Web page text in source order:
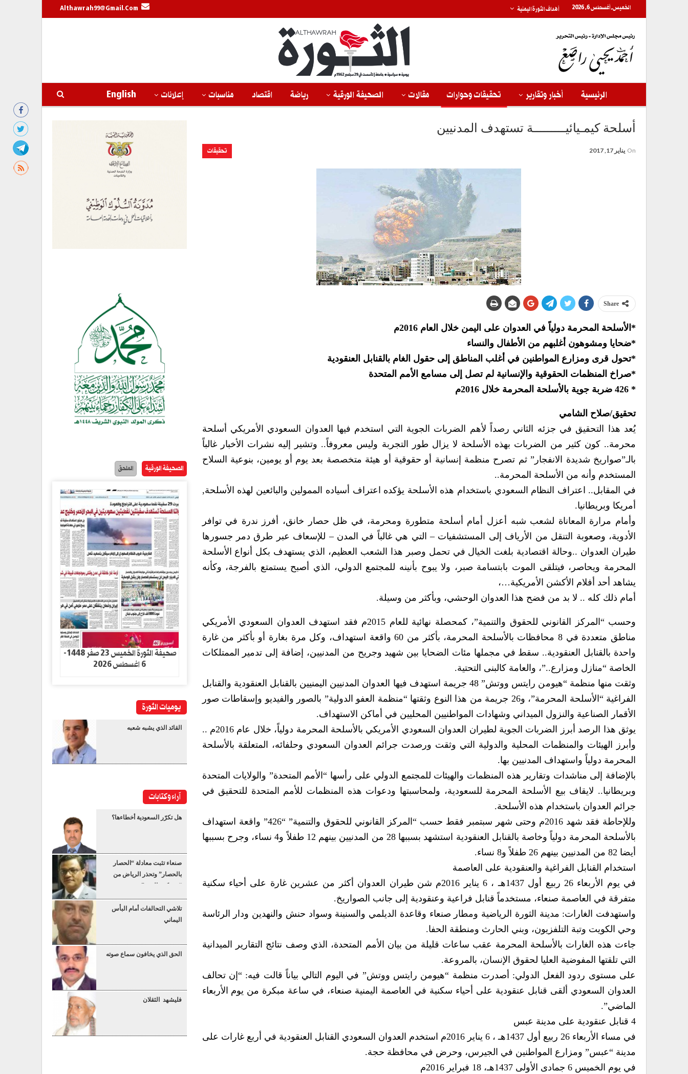
الخميس, أغسطس 6, 2026 أهداف الثورة اليمنية Althawrah99@gmail.com
الرئيسية أخبار وتقارير تحقيقات وحوارات مقالات الصحيفة الورقية رياضة اقتصاد مناسبات إعلانات English
أسلحة كيمـيائيـــــــــة تستهدف المدنيين
تحقيقات On يناير 17, 2017
Share
*الأسلحة المحرمة دولياً في العدوان على اليمن خلال العام 2016م
*ضحايا ومشوهون أغلبهم من الأطفال والنساء
*تحول قرى ومزارع المواطنين في أغلب المناطق إلى حقول الغام بالقنابل العنقودية
*صراخ المنظمات الحقوقية والإنسانية لم تصل إلى مسامع الأمم المتحدة
* 426 ضربة جوية بالأسلحة المحرمة خلال 2016م
تحقيق/صلاح الشامي
يُعد هذا التحقيق في جزئه الثاني رصداً لأهم الضربات الجوية التي استخدم فيها العدوان السعودي الأمريكي أسلحة
محرمة.. كون كثير من الضربات بهذه الأسلحة لا يزال طور التجربة وليس معروفاً.. وتشير إليه نشرات الأخبار غالباً
بالـ”صواريخ شديدة الانفجار” ثم تصرح منظمة إنسانية أو حقوقية أو هيئة متخصصة بعد يوم أو يومين، بنوعية السلاح
المستخدم وأنه من الأسلحة المحرمة..
في المقابل.. اعتراف النظام السعودي باستخدام هذه الأسلحة يؤكده اعتراف أسياده الممولين والبائعين لهذه الأسلحة,
أمريكا وبريطانيا.
وأمام مرارة المعاناة لشعب شبه أعزل أمام أسلحة متطورة ومحرمة، في ظل حصار خانق، أفرز ندرة في توافر
الأدوية، وصعوبة التنقل من الأرياف إلى المستشفيات – التي هي غالباً في المدن – للإسعاف عبر طرق دمر جسورها
طيران العدوان ..وحالة اقتصادية بلغت الخيال في تحمل وصبر هذا الشعب العظيم، الذي يستهدف بكل أنواع الأسلحة
المحرمة ويحاصر، فيتلقى الموت بابتسامة صبر، ولا يبوح بأنينه للمجتمع الدولي، الذي أصبح يستمتع بالفرجة، وكأنه
يشاهد أحد أفلام الأكشن الأمريكية…،
أمام ذلك كله .. لا بد من فضح هذا العدوان الوحشي، وبأكثر من وسيلة.
وحسب “المركز القانوني للحقوق والتنمية”، كمحصلة نهائية للعام 2015م فقد استهدف العدوان السعودي الأمريكي
مناطق متعددة في 8 محافظات بالأسلحة المحرمة، بأكثر من 60 واقعة استهداف، وكل مرة بغارة أو بأكثر من غارة
واحدة بالقنابل العنقودية.. سقط في مجملها مئات الضحايا بين شهيد وجريح من المدنيين، إضافة إلى تدمير الممتلكات
الخاصة “منازل ومزارع..”، والعامة كالبنى التحتية.
وثقت منها منظمة “هيومن رايتس ووتش” 48 جريمة استهدف فيها العدوان المدنيين اليمنيين بالقنابل العنقودية والقنابل
الفراغية “الأسلحة المحرمة”، و26 جريمة من هذا النوع وثقتها “منظمة العفو الدولية” بالصور والفيديو وإسقاطات صور
الأقمار الصناعية والنزول الميداني وشهادات المواطنيين المحليين في أماكن الاستهداف.
يوثق هذا الرصد أبرز الضربات الجوية لطيران العدوان السعودي الأمريكي بالأسلحة المحرمة دولياً، خلال عام 2016م ..
وأبرز الهيئات والمنظمات المحلية والدولية التي وثقت ورصدت جرائم العدوان السعودي وحلفائه، المتعلقة بالأسلحة
المحرمة دولياً واستهداف المدنيين بها.
بالإضافة إلى مناشدات وتقارير هذه المنظمات والهيئات للمجتمع الدولي على رأسها “الأمم المتحدة” والولايات المتحدة
وبريطانيا.. لايقاف بيع الأسلحة المحرمة للسعودية، ولمحاسبتها ودعوات هذه المنظمات للأمم المتحدة للتحقيق في
جرائم العدوان باستخدام هذه الأسلحة.
وللإحاطة فقد شهد 2016م وحتى شهر سبتمبر فقط حسب “المركز القانوني للحقوق والتنمية” “426” واقعة استهداف
بالأسلحة المحرمة دولياً وخاصة بالقنابل العنقودية استشهد بسببها 28 من المدنيين بينهم 12 طفلاً و4 نساء، وجرح بسببها
أيضا 82 من المدنيين بينهم 26 طفلاً و8 نساء.
استخدام القنابل الفراغية والعنقودية على العاصمة
في يوم الأربعاء 26 ربيع أول 1437هـ ، 6 يناير 2016م شن طيران العدوان أكثر من عشرين غارة على أحياء سكنية
متفرقة في العاصمة صنعاء، مستخدماً قنابل فراعية وعنقودية إلى جانب الصواريخ.
واستهدفت الغارات: مدينة الثورة الرياضية ومطار صنعاء وقاعدة الديلمي والسنينة وسواد حنش والنهدين ودار الرئاسة
وحي الكويت وتبة التلفزيون، وبني الحارث ومنطقة الحفا.
جاءت هذه الغارات بالأسلحة المحرمة عقب ساعات قليلة من بيان الأمم المتحدة، الذي وصف نتائج التقارير الميدانية
التي تلقتها المفوضية العليا لحقوق الإنسان، بالمروعة.
على مستوى ردود الفعل الدولي: أصدرت منظمة “هيومن رايتس ووتش” في اليوم التالي بياناً قالت فيه: “إن تحالف
العدوان السعودي ألقى قنابل عنقودية على أحياء سكنية في العاصمة اليمنية صنعاء، في ساعة مبكرة من يوم الأربعاء
الماضي”.
4 قنابل عنقودية على مدينة عبس
في مساء الأربعاء 26 ربيع أول 1437هـ ، 6 يناير 2016م استخدم العدوان السعودي القنابل العنقودية في أربع غارات على
مدينة “عبس” ومزارع المواطنين في الجيرس، وحرض في محافظة حجة.
في يوم الخميس 6 جمادى الأولى 1437هـ، 18 فبراير 2016م
الصحيفة الورقية الملحق
صحيفة الثورة الخميس 23 صفر 1448-
6 اغسطس 2026
يوميات الثورة
القائد الذي يشبه شعبه
آراء وكتابات
هل تكرّر السعودية أخطاءها؟
صنعاء تثبت معادلة “الحصار
بالحصار” وتحذر الرياض من
“عسكرة البحر”
تلاشي التحالفات أمام البأس
اليماني
الحق الذي يخافون سماع صوته
فليشهد الثقلان